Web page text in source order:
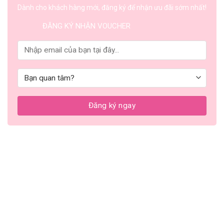
Dành cho khách hàng mới, đăng ký để nhận ưu đãi sớm nhất!
ĐĂNG KÝ NHẬN VOUCHER